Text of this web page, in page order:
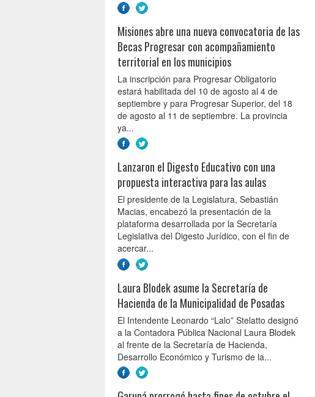
Misiones abre una nueva convocatoria de las
Becas Progresar con acompañamiento
territorial en los municipios
La inscripción para Progresar Obligatorio
estará habilitada del 10 de agosto al 4 de
septiembre y para Progresar Superior, del 18
de agosto al 11 de septiembre. La provincia
ya...
Lanzaron el Digesto Educativo con una
propuesta interactiva para las aulas
El presidente de la Legislatura, Sebastián
Macias, encabezó la presentación de la
plataforma desarrollada por la Secretaría
Legislativa del Digesto Jurídico, con el fin de
acercar...
Laura Blodek asume la Secretaría de
Hacienda de la Municipalidad de Posadas
El Intendente Leonardo “Lalo” Stelatto designó
a la Contadora Pública Nacional Laura Blodek
al frente de la Secretaría de Hacienda,
Desarrollo Económico y Turismo de la...